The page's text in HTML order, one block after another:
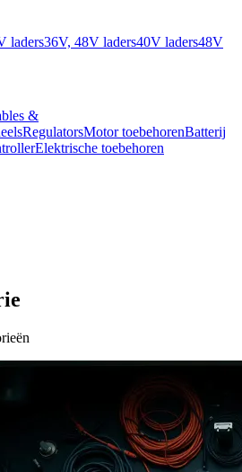
laders36V, 48V laders40V laders48V
&
RegulatorsMotor toebehorenBatterij
Elektrische toebehoren